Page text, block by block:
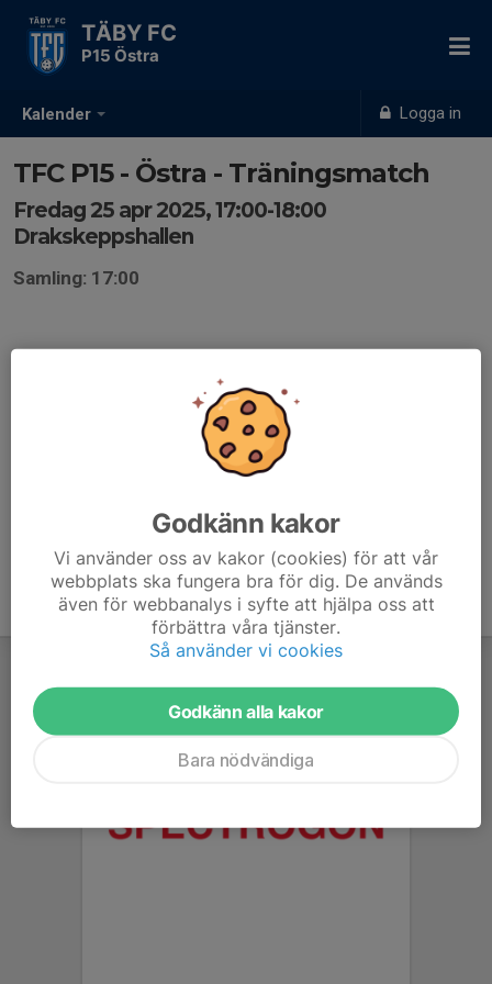
Kalender Logga in
TÄBY FC
P15 Östra
TFC P15 - Östra - Träningsmatch
Fredag 25 apr 2025, 17:00-18:00
Drakskeppshallen
Samling: 17:00
Godkänn kakor
Vi använder oss av kakor (cookies) för att vår
webbplats ska fungera bra för dig. De används
även för webbanalys i syfte att hjälpa oss att
förbättra våra tjänster.
Så använder vi cookies
Godkänn alla kakor
Bara nödvändiga